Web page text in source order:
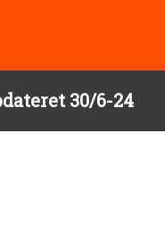
30/6-24